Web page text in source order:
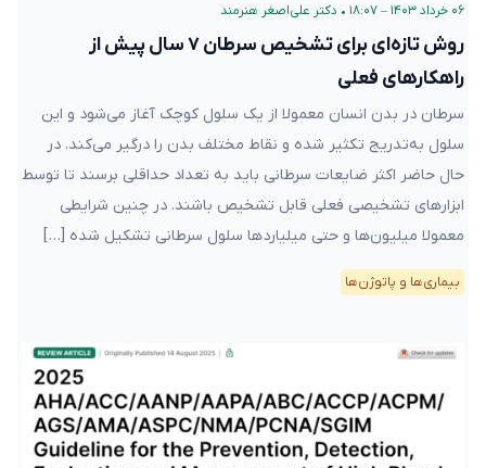
۰۶ خرداد ۱۴۰۳ – ۱۸:۰۷ • دکتر علی‌اصغر هنرمند
روش تازه‌ای برای تشخیص سرطان ۷ سال پیش از
راهکارهای فعلی
سرطان در بدن انسان معمولا از یک سلول کوچک آغاز می‌شود و این
سلول به‌تدریج تکثیر شده و نقاط مختلف بدن را درگیر می‌کند. در
حال حاضر اکثر ضایعات سرطانی باید به تعداد حداقلی برسند تا توسط
ابزارهای تشخیصی فعلی قابل تشخیص باشند. در چنین شرایطی
معمولا میلیون‌ها و حتی میلیارد‌ها سلول سرطانی تشکیل شده […]
بیماری‌ها و پاتوژن‌ها